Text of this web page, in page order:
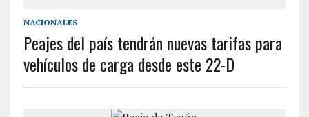
NACIONALES
Peajes del país tendrán nuevas tarifas para
vehículos de carga desde este 22-D